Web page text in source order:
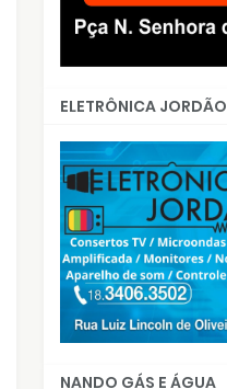
ELETRÔNICA JORDÃO
NANDO GÁS E ÁGUA